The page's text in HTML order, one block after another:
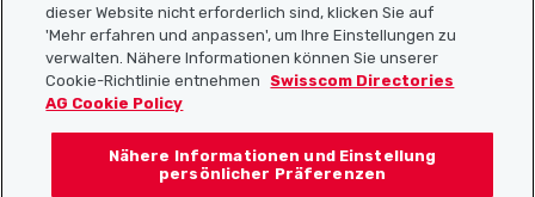
Localcities App herunterladen
Folgt uns auf:
dieser Website nicht erforderlich sind, klicken Sie auf
'Mehr erfahren und anpassen', um Ihre Einstellungen zu
verwalten. Nähere Informationen können Sie unserer
Cookie-Richtlinie entnehmen
Swisscom Directories
AG Cookie Policy
Nähere Informationen und Einstellung
persönlicher Präferenzen